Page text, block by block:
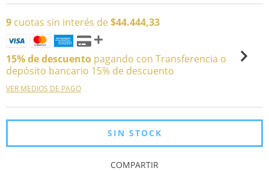
9 cuotas sin interés de $44.444,33
15% de descuento pagando con Transferencia o
depósito bancario 15% de descuento
VER MEDIOS DE PAGO
COMPARTIR